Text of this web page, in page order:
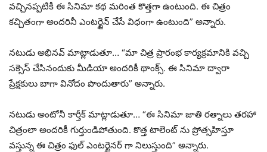
వచ్చినప్పటికీ ఈ సినిమా కథ మరింత కొత్తగా ఉంటుంది. ఈ చిత్రం
కచ్చితంగా అందరినీ ఎంటర్టైన్ చేసే విధంగా ఉంటుంది” అన్నారు.
నటుడు అభినవ్ మాట్లాడుతూ… “మా చిత్ర ప్రారంభ కార్యక్రమానికి వచ్చి
సక్సెస్ చేసినందుకు మీడియా అందరికీ థాంక్స్. ఈ సినిమా ద్వారా
ప్రేక్షకులు బాగా వినోదం పొందుతారు” అన్నారు.
నటుడు అంటోనీ కార్తీక్ మాట్లాడుతూ… “ఈ సినిమా జాతి రత్నాలు తరహా
చిత్రంలా అందరికీ గుర్తుండిపోతుంది. కొత్త టాలెంట్ ను ప్రోత్సహిస్తూ
వస్తున్న ఈ చిత్రం ఫుల్ ఎంటర్టైనర్ గా నిలుస్తుంది” అన్నారు.